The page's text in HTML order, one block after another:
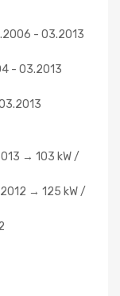
- 03.2013
- 03.2013
→ 103 kW /
→ 125 kW /